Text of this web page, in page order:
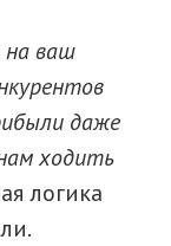
на ваш
даже
ходить
логика